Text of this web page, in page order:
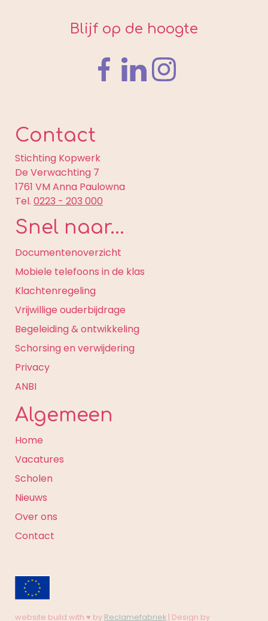
Blijf op de hoogte
Contact
Stichting Kopwerk
De Verwachting 7
1761 VM Anna Paulowna
Tel. 0223 - 203 000
Snel naar...
Documentenoverzicht
Mobiele telefoons in de klas
Klachtenregeling
Vrijwillige ouderbijdrage
Begeleiding & ontwikkeling
Schorsing en verwijdering
Privacy
ANBI
Algemeen
Home
Vacatures
Scholen
Nieuws
Over ons
Contact
website build with ♥ by Reclamefabriek | Design by